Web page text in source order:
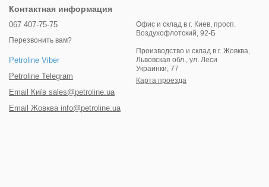
Контактная информация
067 407-75-75
Перезвонить вам?
Petroline Viber
Petroline Telegram
Email Київ sales@petroline.ua
Email Жовква info@petroline.ua
Офис и склад в г. Киев, просп.
Воздухофлотский, 92-Б
Производство и склад в г. Жовква,
Львовская обл., ул. Леси
Украинки, 77
Карта проезда